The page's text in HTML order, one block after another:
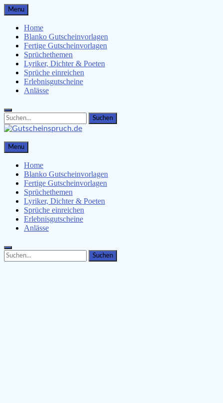
Skip
to
content
Menu
Home
Blanko Gutscheinvorlagen
Fertige Gutscheinvorlagen
Sprüchethemen
Lyriker, Dichter & Poeten
Sprüche einreichen
Erlebnisgutscheine
Anlässe
Search
for:
Search
Gutscheinspruch.de
Gutscheinsprüche & Gutscheinvorlagen finden
Menu
Home
Blanko Gutscheinvorlagen
Fertige Gutscheinvorlagen
Sprüchethemen
Lyriker, Dichter & Poeten
Sprüche einreichen
Erlebnisgutscheine
Anlässe
Search
for:
Search